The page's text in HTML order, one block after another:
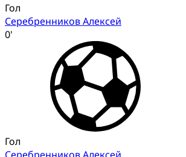
Гол
Серебренников Алексей
0'
Гол